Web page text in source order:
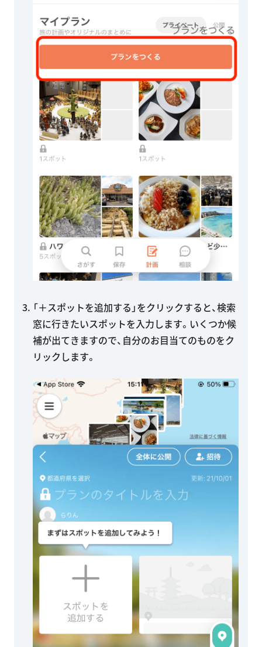
「＋スポットを追加する」をクリックすると、検索
窓に行きたいスポットを入力します。いくつか候
補が出てきますので、自分のお目当てのものをク
リックします。